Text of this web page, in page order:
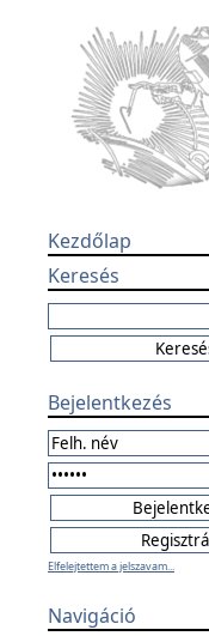
Kezdőlap
Keresés
Bejelentkezés
Elfelejtettem a jelszavam...
Navigáció